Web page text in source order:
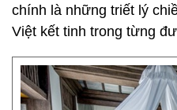
chính là những triết lý
Việt kết tinh trong từng